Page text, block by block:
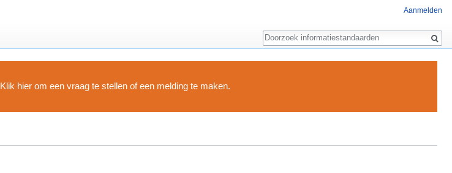
Klik hier om een vraag te stellen of een melding te maken.
Aanmelden
Zoeken